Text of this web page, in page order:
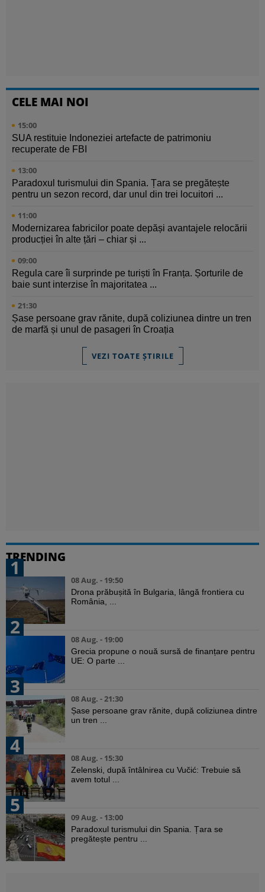
CELE MAI NOI
15:00
SUA restituie Indoneziei artefacte de patrimoniu
recuperate de FBI
13:00
Paradoxul turismului din Spania. Țara se pregătește
pentru un sezon record, dar unul din trei locuitori ...
11:00
Modernizarea fabricilor poate depăși avantajele relocării
producției în alte țări – chiar și ...
09:00
Regula care îi surprinde pe turiști în Franța. Șorturile de
baie sunt interzise în majoritatea ...
21:30
Șase persoane grav rănite, după coliziunea dintre un tren
de marfă și unul de pasageri în Croația
VEZI TOATE ȘTIRILE
TRENDING
1
08 Aug. - 19:50
Drona prăbușită în Bulgaria, lângă frontiera cu
România, ...
2
08 Aug. - 19:00
Grecia propune o nouă sursă de finanțare pentru
UE: O parte ...
3
08 Aug. - 21:30
Șase persoane grav rănite, după coliziunea dintre
un tren ...
4
08 Aug. - 15:30
Zelenski, după întâlnirea cu Vučić: Trebuie să
avem totul ...
5
09 Aug. - 13:00
Paradoxul turismului din Spania. Țara se
pregătește pentru ...